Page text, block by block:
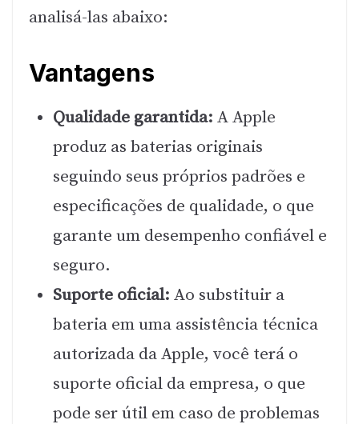
analisá-las abaixo:
Vantagens
Qualidade garantida: A Apple
produz as baterias originais
seguindo seus próprios padrões e
especificações de qualidade, o que
garante um desempenho confiável e
seguro.
Suporte oficial: Ao substituir a
bateria em uma assistência técnica
autorizada da Apple, você terá o
suporte oficial da empresa, o que
pode ser útil em caso de problemas